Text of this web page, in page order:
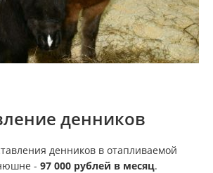
денников
денников в отапливаемой
- 97 000 рублей в месяц.